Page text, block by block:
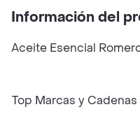
Información del
Aceite Esencial
Top Marcas y